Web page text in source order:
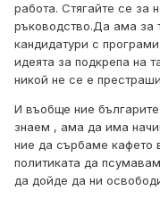
работа. Стягайте се за
ръководство.Да ама за
кандидатури с
идеята за подкрепа на
никой не се е
И въобще ние
знаем , ама да има
ние да сърбаме кафето
политиката да
да дойде да ни